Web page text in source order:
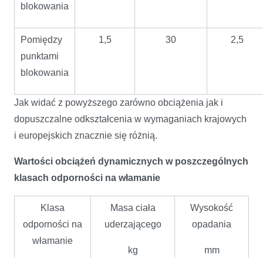
blokowania
Pomiędzy
punktami
blokowania
1,5 30 2,5
Jak widać z powyższego zarówno obciążenia jak i
dopuszczalne odkształcenia w wymaganiach krajowych
i europejskich znacznie się różnią.
Wartości obciążeń dynamicznych w poszczególnych
klasach odporności na włamanie
Klasa
odporności na
włamanie
Masa ciała
uderzającego
kg
Wysokość
opadania
mm